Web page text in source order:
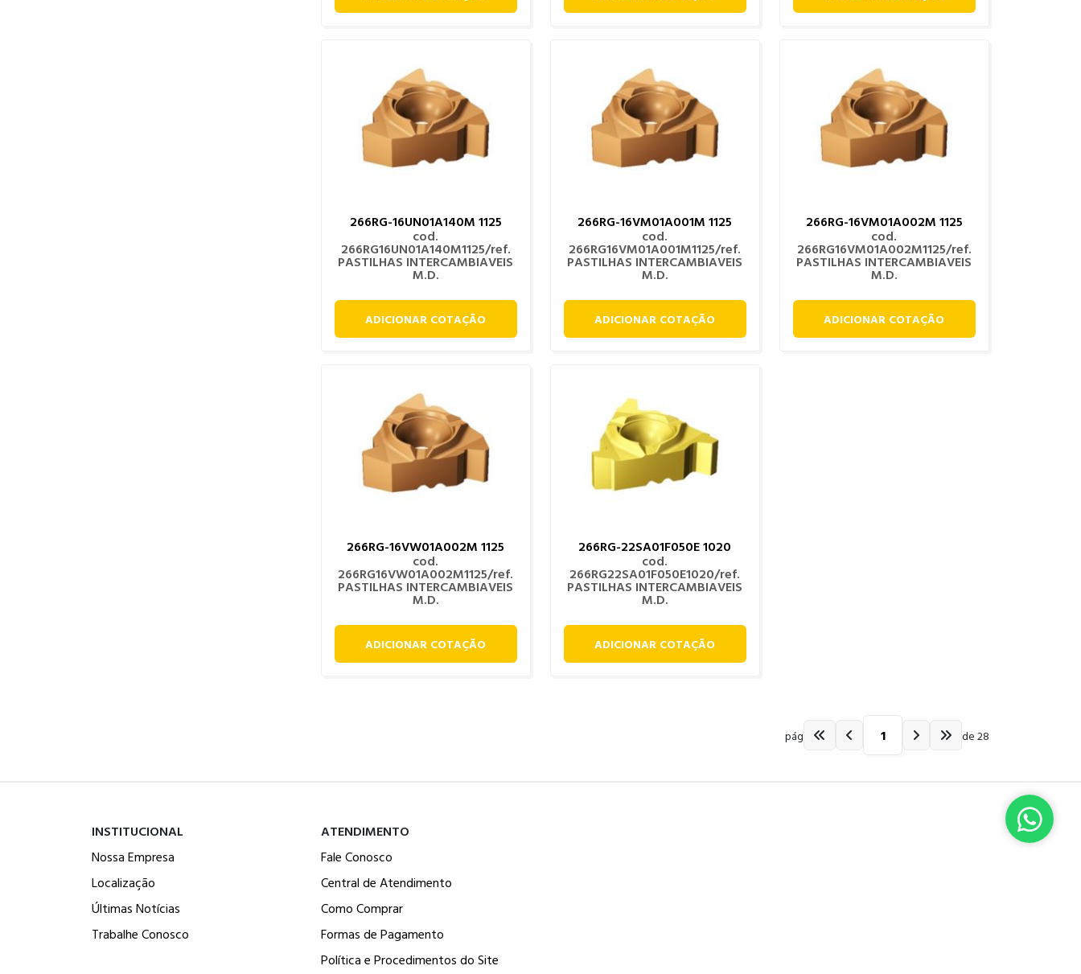
266RG-16UN01A140M 1125
cod.
266RG16UN01A140M1125/ref.
PASTILHAS INTERCAMBIAVEIS
M.D.
ADICIONAR COTAÇÃO
266RG-16VM01A001M 1125
cod.
266RG16VM01A001M1125/ref.
PASTILHAS INTERCAMBIAVEIS
M.D.
ADICIONAR COTAÇÃO
266RG-16VM01A002M 1125
cod.
266RG16VM01A002M1125/ref.
PASTILHAS INTERCAMBIAVEIS
M.D.
ADICIONAR COTAÇÃO
266RG-16VW01A002M 1125
cod.
266RG16VW01A002M1125/ref.
PASTILHAS INTERCAMBIAVEIS
M.D.
ADICIONAR COTAÇÃO
266RG-22SA01F050E 1020
cod.
266RG22SA01F050E1020/ref.
PASTILHAS INTERCAMBIAVEIS
M.D.
ADICIONAR COTAÇÃO
pág de 28
INSTITUCIONAL
Nossa Empresa
Localização
Últimas Notícias
Trabalhe Conosco
ATENDIMENTO
Fale Conosco
Central de Atendimento
Como Comprar
Formas de Pagamento
Política e Procedimentos do Site